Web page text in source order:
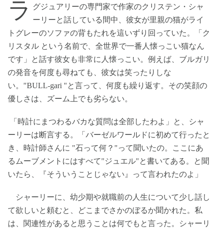
ラ
グジュアリーの専門家で作家のクリステン・シャ
ーリーと話している間中、彼女が里親の猫がライ
トグレーのソファの背もたれを這いずり回っていた。「ク
リスタル という名前で、全世界で一番人懐っこい猫なん
です」と話す彼女も非常に人懐っこい。例えば、ブルガリ
の発音を何度も尋ねても、彼女は笑ったりしな
い。"BULL-gari "と言って、何度も繰り返す。その笑顔の
優しさは、ズーム上でも劣らない。
「時計にまつわるバカな質問は全部したわよ」と、シャ
ーリーは断言する。「バーゼルワールドに初めて行ったと
き、時計師さんに "石って何？"って聞いたの。ここにあ
るムーブメントにはすべて"ジュエル"と書いてある。と聞
いたら、『そういうことじゃない』って言われたのよ」
シャーリーに、幼少期や就職前の人生について少し話し
て欲しいと頼むと、どこまでさかのぼるか聞かれた。私
は、関連性があると思うことは何でもと言った。シャーリ